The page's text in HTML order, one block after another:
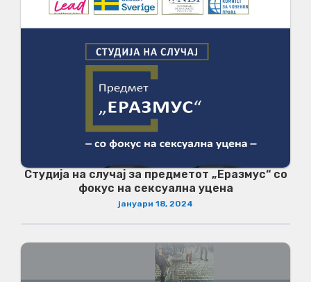
Студија на случај за предметот „Еразмус“ со
фокус на сексуална уцена
јануари 18, 2024